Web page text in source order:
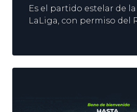
Es el partido estelar de
LaLiga, con permiso del
Levante y todo lo que
el objetivo de mantener
victoriosa, y se mide a un